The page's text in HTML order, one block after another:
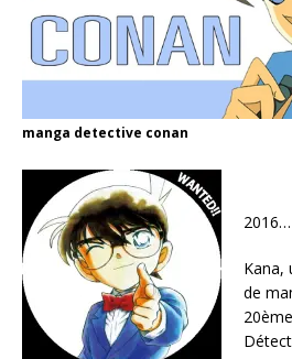
manga detective conan
2016…
Kana,
de